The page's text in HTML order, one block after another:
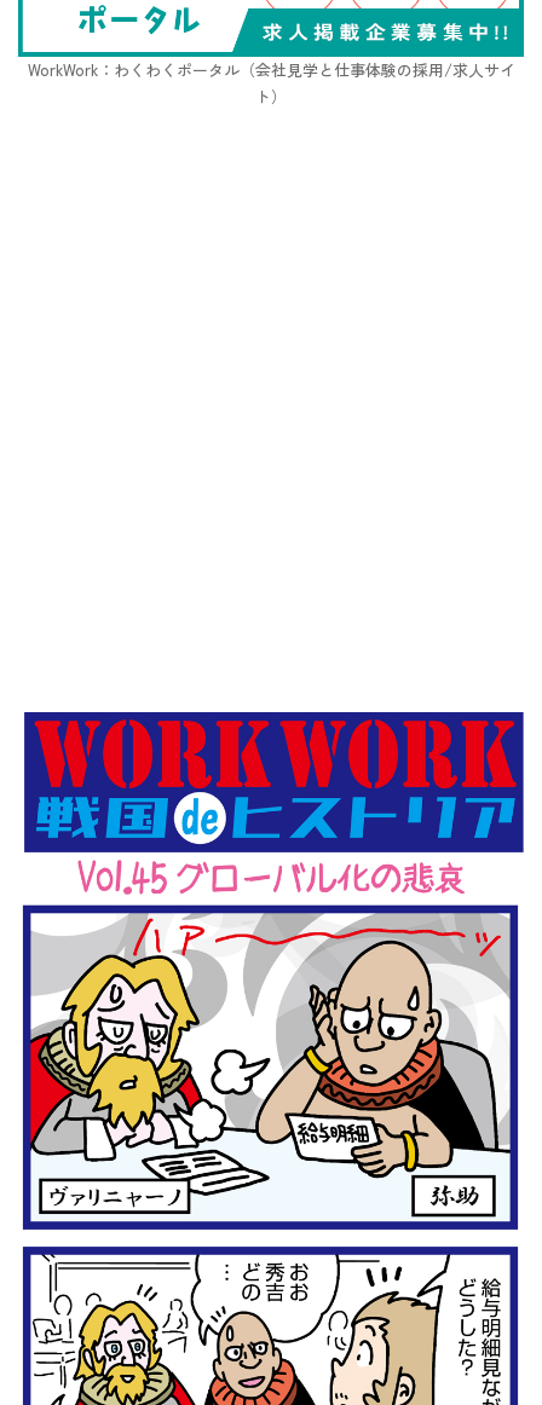
WorkWork：わくわくポータル（会社見学と仕事体験の採用/求人サイ
ト）